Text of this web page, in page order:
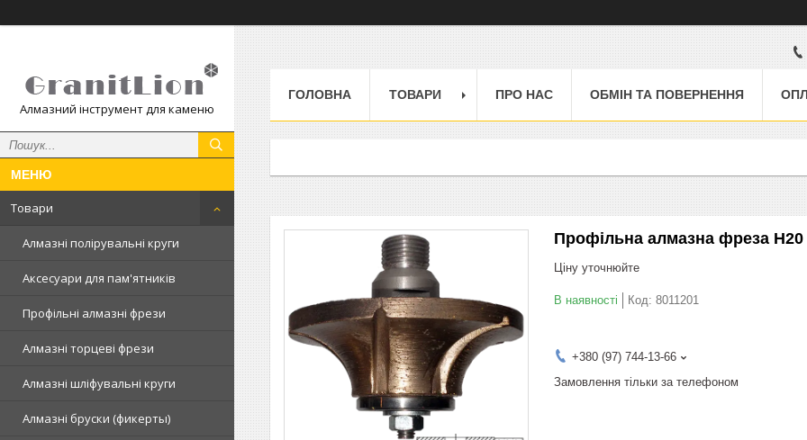
Алмазний інструмент для каменю
Товари
Алмазні полірувальні круги
Аксесуари для пам'ятників
Профільні алмазні фрези
Алмазні торцеві фрези
Алмазні шліфувальні круги
Алмазні бруски (фикерты)
ГОЛОВНА ТОВАРИ ПРО НАС ОБМІН ТА ПОВЕРНЕННЯ
Профільна алмазна фреза H20
Ціну уточнюйте
В наявності Код: 8011201
+380 (97) 744-13-66
Замовлення тільки за телефоном